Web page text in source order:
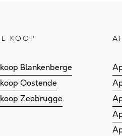
KOOP
Blankenberge
Oostende
Zeebrugge